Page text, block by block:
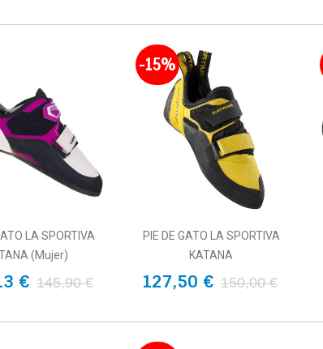
LA SPORTIVA
(Mujer)
€ 145,90 €
-15%
PIE DE GATO LA SPORTIVA
KATANA
127,50 € 150,00 €